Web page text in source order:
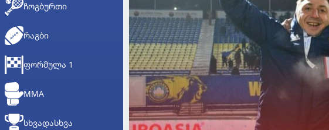
ᲩᲝᲒᲑᲣᲠᲗᲘ
ᲠᲐᲒᲑᲘ
ᲤᲝᲠᲛᲣᲚᲐ 1
MMA
ᲡᲮᲕᲐᲓᲐᲡᲮᲕᲐ